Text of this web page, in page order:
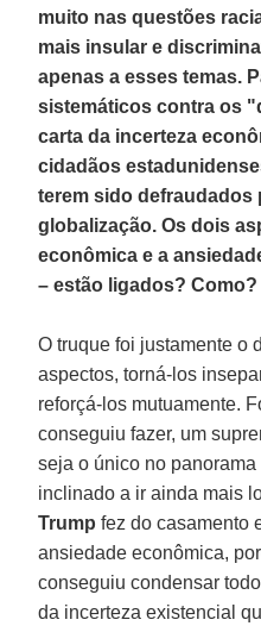
muito nas questões
mais insular e
apenas a esses temas.
sistemáticos contra os
carta da incerteza
cidadãos
terem sido defraudados
globalização. Os dois
econômica e a
– estão ligados? Como?
O truque foi justamente o
aspectos, torná-los
reforçá-los mutuamente.
conseguiu fazer, um
seja o único no
inclinado a ir ainda mais
Trump fez do casamento
ansiedade econômica,
conseguiu condensar
da incerteza existencial